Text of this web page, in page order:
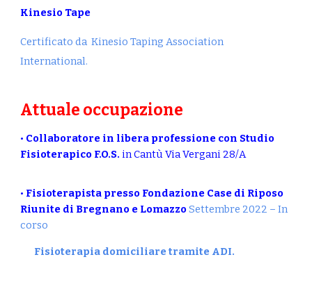
Kinesio Tape
Certificato da Kinesio Taping Association
International.
Attuale occupazione
• Collaboratore in libera professione con Studio
Fisioterapico F.O.S. in Cantù Via Vergani 28/A
• Fisioterapista presso​ ​Fondazione Case di Riposo
Riunite di Bregnano e Lomazzo Settembre 2022 – In
corso
Fisioterapia domiciliare tramite ADI.